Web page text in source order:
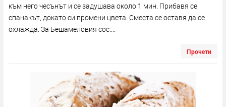
към него чесънът и се задушава около 1 мин. Прибавя се
спанакът, докато си промени цвета. Сместа се оставя да се
охлажда. За Бешамеловия сос:...
Прочети